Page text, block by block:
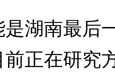
南最后一
正在研究